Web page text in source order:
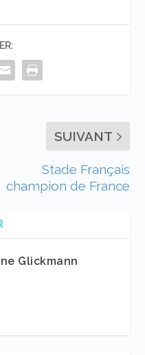
SUIVANT
Stade Français
champion de France
Glickmann